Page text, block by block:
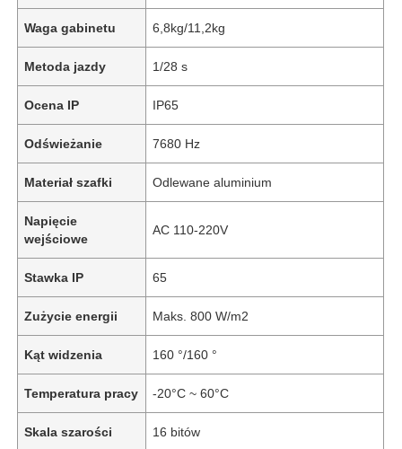
Waga gabinetu 6,8kg/11,2kg
Metoda jazdy 1/28 s
Ocena IP IP65
Odświeżanie 7680 Hz
Materiał szafki Odlewane aluminium
Napięcie
wejściowe
AC 110-220V
Stawka IP 65
Zużycie energii Maks. 800 W/m2
Kąt widzenia 160 °/160 °
Temperatura pracy -20°C ~ 60°C
Skala szarości 16 bitów